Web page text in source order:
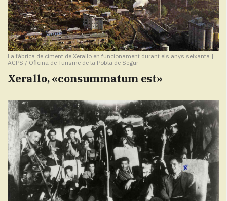
La fàbrica de ciment de Xerallo en funcionament durant els anys seixanta |
ACPS / Oficina de Turisme de la Pobla de Segur
Xerallo, «consummatum est»